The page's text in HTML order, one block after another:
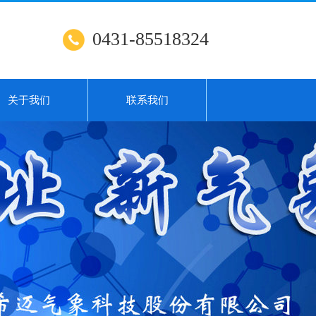
0431-85518324
关于我们 联系我们